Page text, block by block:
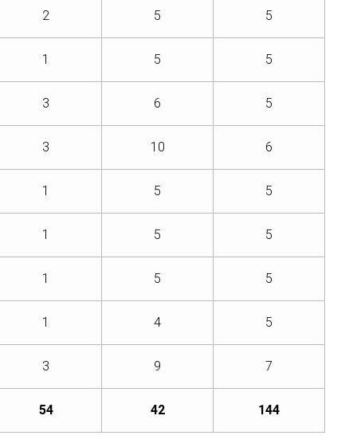
2 5 5
1 5 5
3 6 5
3 10 6
1 5 5
1 5 5
1 5 5
1 4 5
3 9 7
54 42 144